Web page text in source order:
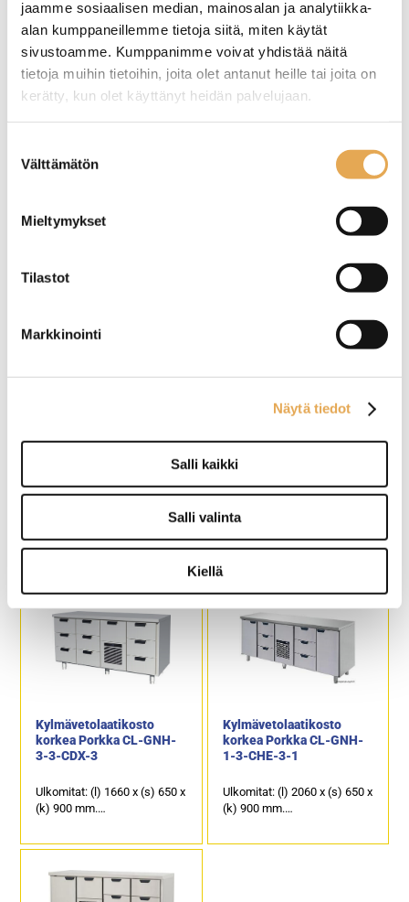
jaamme sosiaalisen median, mainosalan ja analytiikka-
alan kumppaneillemme tietoja siitä, miten käytät
sivustoamme. Kumppanimme voivat yhdistää näitä
tietoja muihin tietoihin, joita olet antanut heille tai joita on
kerätty, kun olet käyttänyt heidän palvelujaan.
valinta
Välttämätön
Mieltymykset
Tilastot
Markkinointi
Näytä tiedot
Salli kaikki
Salli valinta
Kiellä
korkea Restmec VLE
1209
(k) 900 mm.
ruostumattomasta
teräksestä oleva
työpöytätaso.
9 kpl kylmävetolaatikkoja,
joiden kapasiteetti on 1 x GN
1/1-200, 2 x GN 1/1-150 ja 6
Kylmävetolaatikosto
korkea Restmec VLE
1624
(k) 900 mm.
ruostumattomasta
teräksestä oleva
työpöytätaso.
2 kpl kylmäkaappeja ja 4 kpl
kylmävetolaatikkoja, joiden
kapasiteetti on GN 1/1-150.
Kylmävetolaatikosto
korkea Porkka CL-GNH-
3-3-CDX-3
Ulkomitat: (l) 1660 x (s) 650 x
(k) 900 mm.
Kalusteen päällä on
teräksestä oleva
Kylmävetolaatikosto
korkea Porkka CL-GNH-
1-3-CHE-3-1
Ulkomitat: (l) 2060 x (s) 650 x
(k) 900 mm.
Kalusteen päällä on